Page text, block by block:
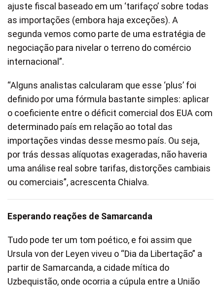
ajuste fiscal baseado em um ‘tarifaço’ sobre todas
as importações (embora haja exceções). A
segunda vemos como parte de uma estratégia de
negociação para nivelar o terreno do comércio
internacional”.
“Alguns analistas calcularam que esse ‘plus’ foi
definido por uma fórmula bastante simples: aplicar
o coeficiente entre o déficit comercial dos EUA com
determinado país em relação ao total das
importações vindas desse mesmo país. Ou seja,
por trás dessas alíquotas exageradas, não haveria
uma análise real sobre tarifas, distorções cambiais
ou comerciais”, acrescenta Chialva.
Esperando reações de Samarcanda
Tudo pode ter um tom poético, e foi assim que
Ursula von der Leyen viveu o “Dia da Libertação” a
partir de Samarcanda, a cidade mítica do
Uzbequistão, onde ocorria a cúpula entre a União